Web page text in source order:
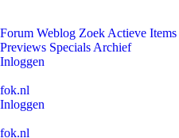
Forum Weblog Zoek Actieve Items
Previews Specials Archief
Inloggen
fok.nl
Inloggen
fok.nl